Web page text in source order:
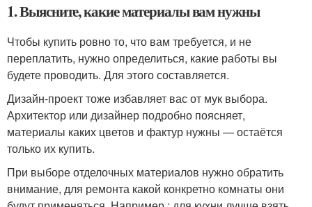
1. Выясните, какие материалы вам нужны
Чтобы купить ровно то, что вам требуется, и не
переплатить, нужно определиться, какие работы вы
будете проводить. Для этого составляется.
Дизайн-проект тоже избавляет вас от мук выбора.
Архитектор или дизайнер подробно поясняет,
материалы каких цветов и фактур нужны — остаётся
только их купить.
При выборе отделочных материалов нужно обратить
внимание, для ремонта какой конкретно комнаты они